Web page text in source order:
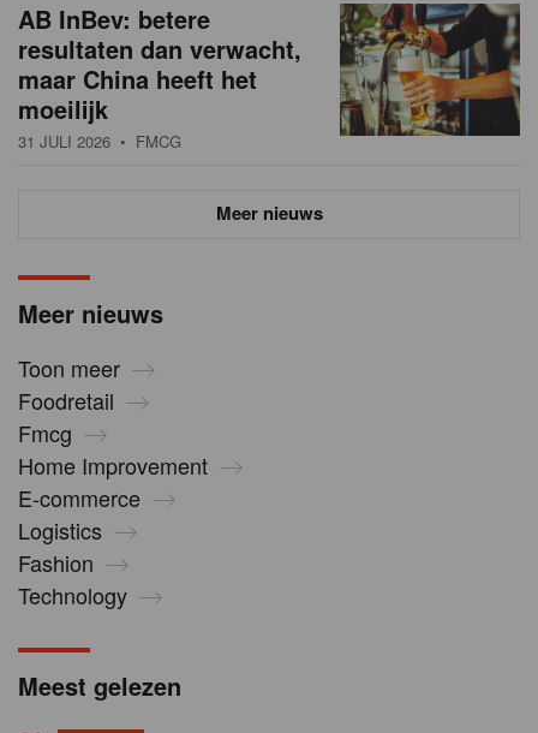
Meer nieuws
Toon meer
Foodretail
Fmcg
Home Improvement
E-commerce
Logistics
Fashion
Technology
AB InBev: betere
resultaten dan verwacht,
maar China heeft het
moeilijk
31 JULI 2026 • FMCG
Meer nieuws
Meest gelezen